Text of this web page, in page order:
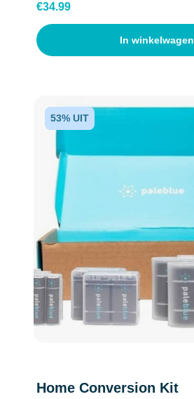
€34.99
In winkelwagen
53% UIT
Home Conversion Kit